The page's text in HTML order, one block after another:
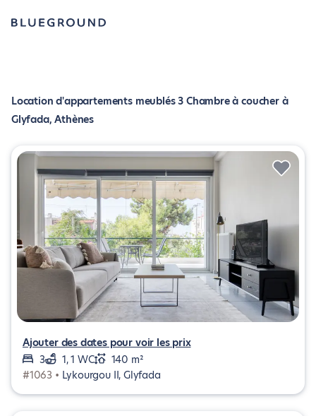
Location d'appartements meublés 3 Chambre à coucher à
Glyfada, Athènes
Ajouter des dates pour voir les prix
3
1, 1 WC
140 m²
#1063 • Lykourgou II, Glyfada